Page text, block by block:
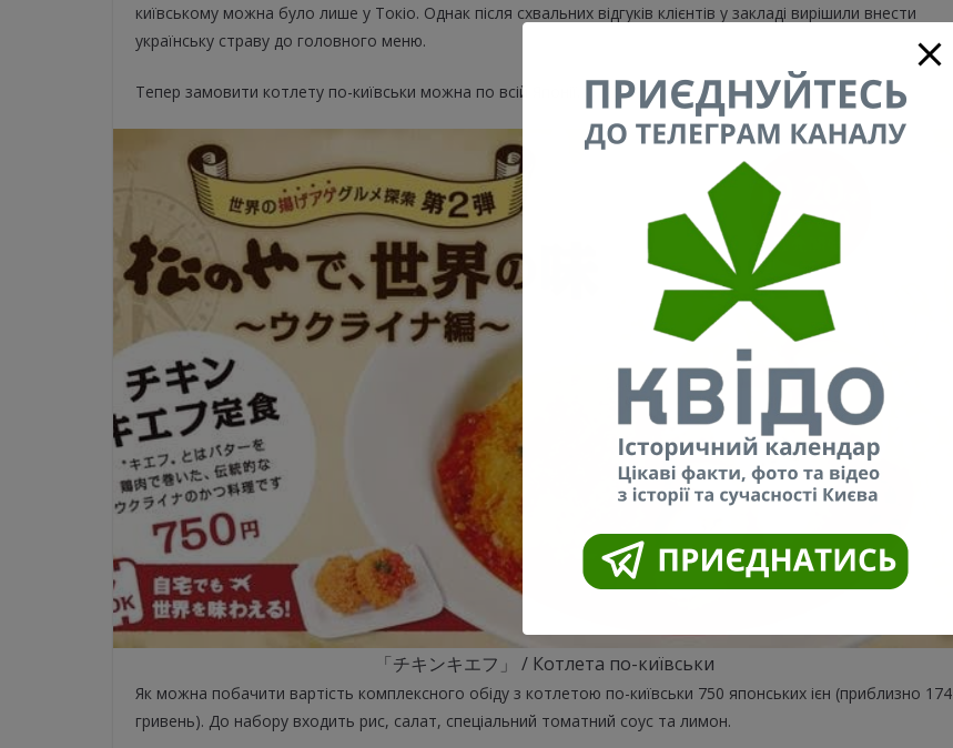
київському можна було лише у Токіо. Однак після схвальних відгуків клієнтів у закладі вирішили внести
українську страву до головного меню.
Тепер замовити котлету по-київськи можна по всій Японії.
「チキンキエフ」 / Котлета по-київськи
Як можна побачити вартість комплексного обіду з котлетою по-київськи 750 японських ієн (приблизно 174
гривень). До набору входить рис, салат, спеціальний томатний соус та лимон.